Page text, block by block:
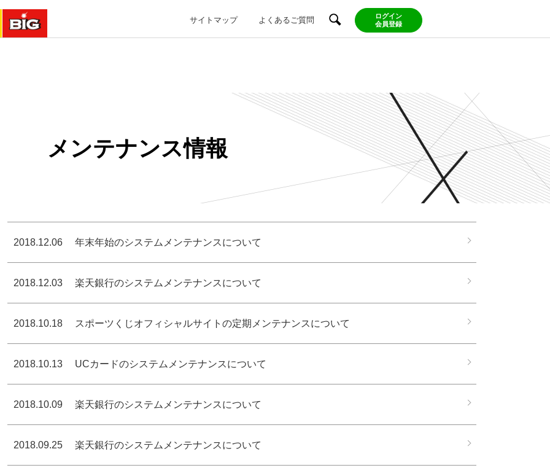
サイトマップ よくあるご質問
ログイン
会員登録
メンテナンス情報
2018.12.06 年末年始のシステムメンテナンスについて
2018.12.03 楽天銀行のシステムメンテナンスについて
2018.10.18 スポーツくじオフィシャルサイトの定期メンテナンスについて
2018.10.13 UCカードのシステムメンテナンスについて
2018.10.09 楽天銀行のシステムメンテナンスについて
2018.09.25 楽天銀行のシステムメンテナンスについて